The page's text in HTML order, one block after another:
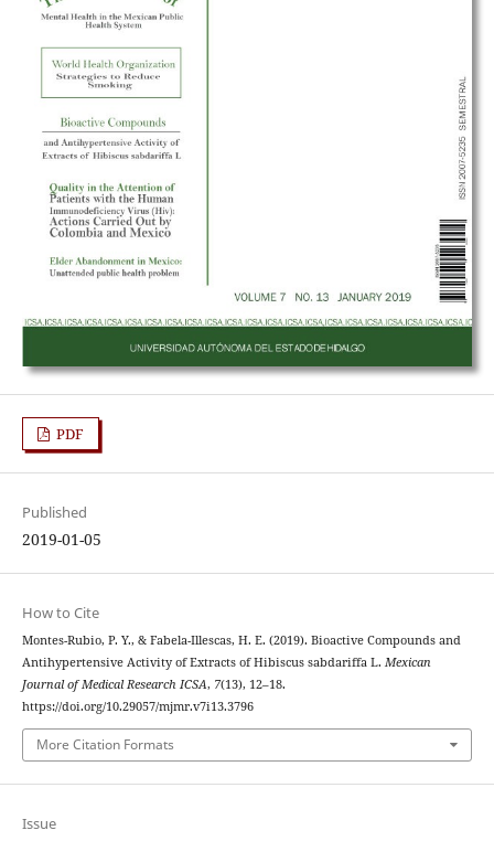
PDF
Published
2019-01-05
How to Cite
Montes-Rubio, P. Y., & Fabela-Illescas, H. E. (2019). Bioactive Compounds and
Antihypertensive Activity of Extracts of Hibiscus sabdariffa L. Mexican
Journal of Medical Research ICSA, 7(13), 12–18.
https://doi.org/10.29057/mjmr.v7i13.3796
More Citation Formats
Issue